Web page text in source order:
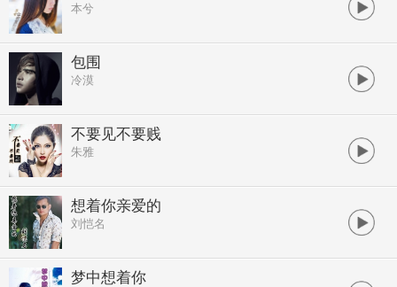
本兮
包围
冷漠
不要见不要贱
朱雅
想着你亲爱的
刘恺名
梦中想着你